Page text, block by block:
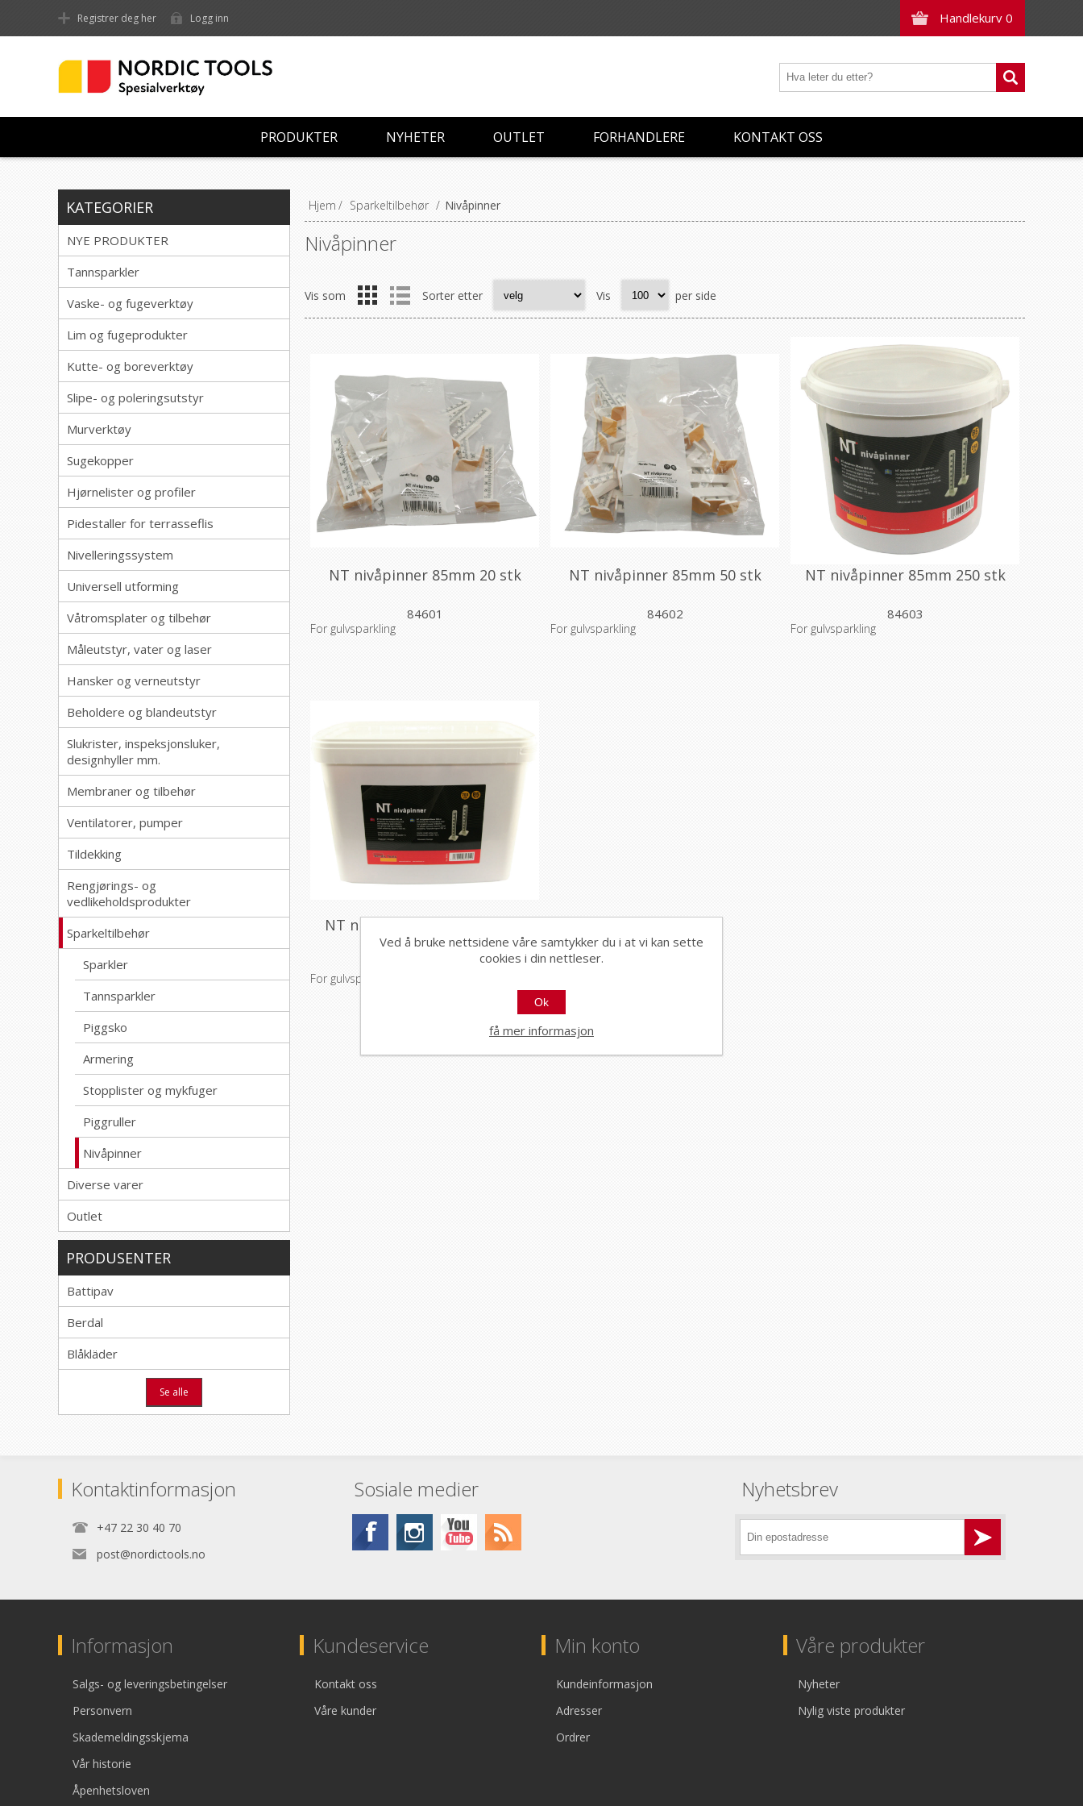
Handlekurv 0
Registrer deg her Logg inn
PRODUKTER NYHETER OUTLET FORHANDLERE KONTAKT OSS
Hjem / Sparkeltilbehør / Nivåpinner
Nivåpinner
Vis som Sorter etter Vis per side
NT nivåpinner 85mm 20 stk
84601
For gulvsparkling
NT nivåpinner 85mm 50 stk
84602
For gulvsparkling
NT nivåpinner 85mm 250 stk
84603
For gulvsparkling
NT nivåpinner 85mm 700 stk
For gulvsparkling
KATEGORIER
NYE PRODUKTER
Tannsparkler
Vaske- og fugeverktøy
Lim og fugeprodukter
Kutte- og boreverktøy
Slipe- og poleringsutstyr
Murverktøy
Sugekopper
Hjørnelister og profiler
Pidestaller for terrasseflis
Nivelleringssystem
Universell utforming
Våtromsplater og tilbehør
Måleutstyr, vater og laser
Hansker og verneutstyr
Beholdere og blandeutstyr
Slukrister, inspeksjonsluker,
designhyller mm.
Membraner og tilbehør
Ventilatorer, pumper
Tildekking
Rengjørings- og
vedlikeholdsprodukter
Sparkeltilbehør
Sparkler
Tannsparkler
Piggsko
Armering
Stopplister og mykfuger
Piggruller
Nivåpinner
Diverse varer
Outlet
PRODUSENTER
Battipav
Berdal
Blåkläder
Se alle
Kontaktinformasjon
+47 22 30 40 70
post@nordictools.no
Sosiale medier Nyhetsbrev
Informasjon
Salgs- og leveringsbetingelser
Personvern
Skademeldingsskjema
Vår historie
Åpenhetsloven
Kundeservice
Kontakt oss
Våre kunder
Min konto
Kundeinformasjon
Adresser
Ordrer
Våre produkter
Nyheter
Nylig viste produkter
Ved å bruke nettsidene våre samtykker du i at vi kan sette
cookies i din nettleser.
Ok
få mer informasjon